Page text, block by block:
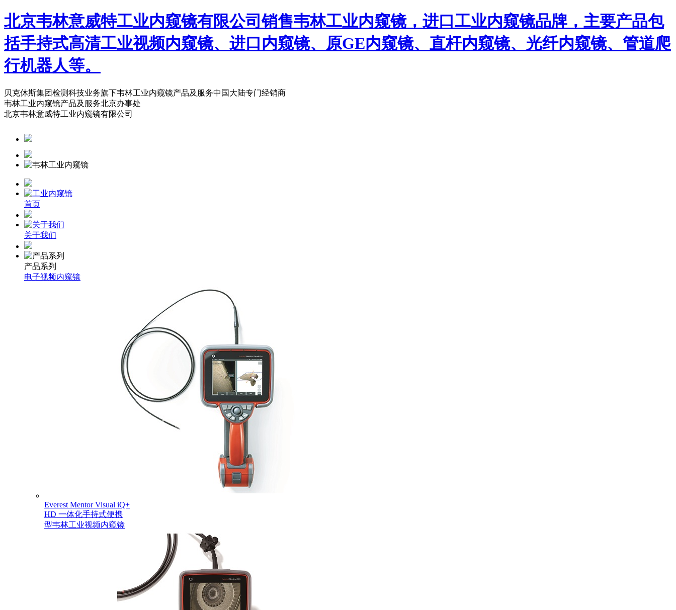
北京韦林意威特工业内窥镜有限公司销售韦林工业内窥镜，进口工业内窥镜品牌，主要产品包
括手持式高清工业视频内窥镜、进口内窥镜、原GE内窥镜、直杆内窥镜、光纤内窥镜、管道爬
行机器人等。
贝克休斯集团检测科技业务旗下韦林工业内窥镜产品及服务中国大陆专门经销商
韦林工业内窥镜产品及服务北京办事处
北京韦林意威特工业内窥镜有限公司
首页
关于我们
产品系列
电子视频内窥镜
Everest Mentor Visual iQ+
HD 一体化手持式便携
型韦林工业视频内窥镜